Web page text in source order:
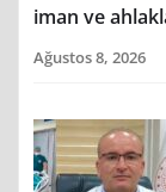
iman ve
Ağustos 8, 2026